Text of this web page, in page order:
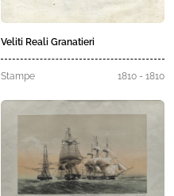
Veliti Reali Granatieri
Stampe 1810 - 1810